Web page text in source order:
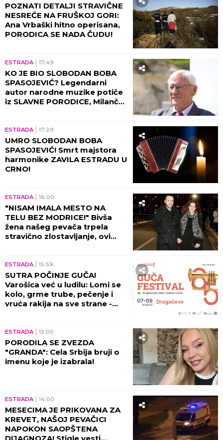
POZNATI DETALJI STRAVIČNE
NESREĆE NA FRUŠKOJ GORI:
Ana Vrbaški hitno operisana,
PORODICA SE NADA ČUDU!
ESTRADA 17:49
KO JE BIO SLOBODAN BOBA
SPASOJEVIĆ? Legendarni
autor narodne muzike potiče
iz SLAVNE PORODICE, Milanče
ESTRADA 17:29
UMRO SLOBODAN BOBA
SPASOJEVIĆ! Smrt majstora
harmonike ZAVILA ESTRADU U
CRNO!
ESTRADA 16:00
"NISAM IMALA MESTO NA
TELU BEZ MODRICE!" Bivša
žena našeg pevača trpela
stravično zlostavljanje, ovi
ESTRADA 15:59
SUTRA POČINJE GUČA!
Varošica već u ludilu: Lomi se
kolo, grme trube, pečenje i
vruća rakija na sve strane -
ESTRADA 15:00
PORODILA SE ZVEZDA
"GRANDA": Cela Srbija bruji o
imenu koje je izabrala!
ESTRADA 14:00
MESECIMA JE PRIKOVANA ZA
KREVET, NAŠOJ PEVAČICI
NAPOKON SAOPŠTENA